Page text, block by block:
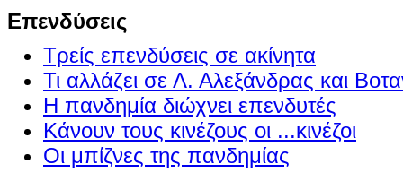
Επενδύσεις
Τρείς επενδύσεις σε ακίνητα
Τι αλλάζει σε Λ. Αλεξάνδρας και
Η πανδημία διώχνει επενδυτές
Κάνουν τους κινέζους οι ...κινέζοι
Οι μπίζνες της πανδημίας